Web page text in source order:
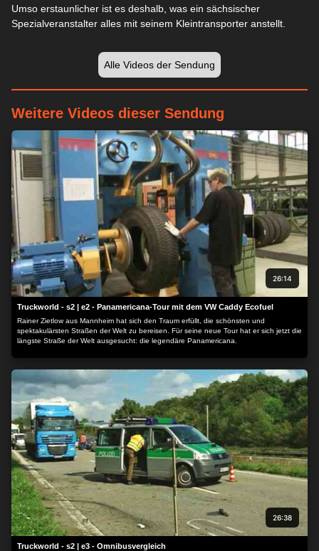
Umso erstaunlicher ist es deshalb, was ein sächsischer
Spezialveranstalter alles mit seinem Kleintransporter anstellt.
Alle Videos der Sendung
Weitere Videos dieser Sendung
26:14
Truckworld - s2 | e2 - Panamericana-Tour mit dem VW Caddy Ecofuel
Rainer Zietlow aus Mannheim hat sich den Traum erfüllt, die schönsten und
spektakulärsten Straßen der Welt zu bereisen. Für seine neue Tour hat er sich jetzt die
längste Straße der Welt ausgesucht: die legendäre Panamericana.
26:38
Truckworld - s2 | e3 - Omnibusvergleich